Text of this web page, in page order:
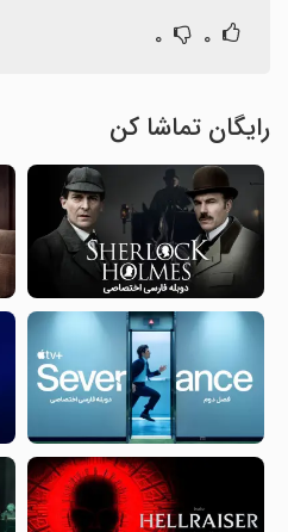
۰ ۰
رایگان تماشا کن